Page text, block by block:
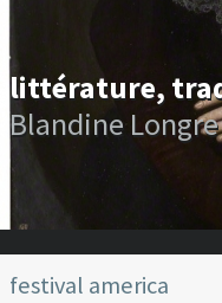
littérature,
Blandine Longre
festival america